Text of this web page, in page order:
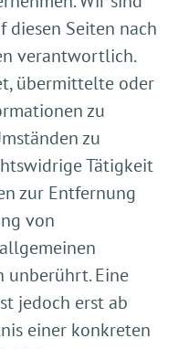
Seiten nach
verantwortlich.
übermittelte oder
zu
zu
Tätigkeit
zur Entfernung
von
unberührt. Eine
jedoch erst ab
einer konkreten